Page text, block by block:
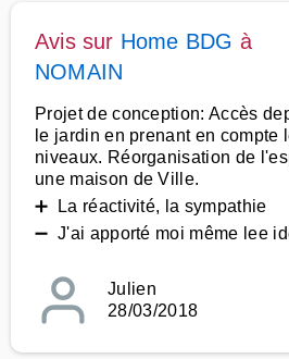
Avis sur Home BDG à
NOMAIN
Projet de conception: Accès
le jardin en prenant en compte
niveaux. Réorganisation de
une maison de Ville.
➕ La réactivité, la sympathie
➖ J'ai apporté moi même lee
Julien
28/03/2018